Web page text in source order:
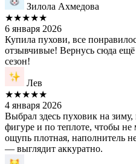
Зилола Ахмедова
★★★★★
6 января 2026
Купила пухови, все
отзывчивые! Вернусь сюда
сезон!
Лев
★★★★★
4 января 2026
Выбрал здесь пуховик на
фигуре и по теплоте, чтобы не
ощупь плотная, наполнитель
— выглядит аккуратно.